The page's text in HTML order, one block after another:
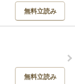
無料立読み
無料立読み